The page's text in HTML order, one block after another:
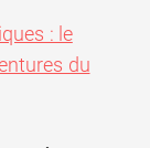
: le
du